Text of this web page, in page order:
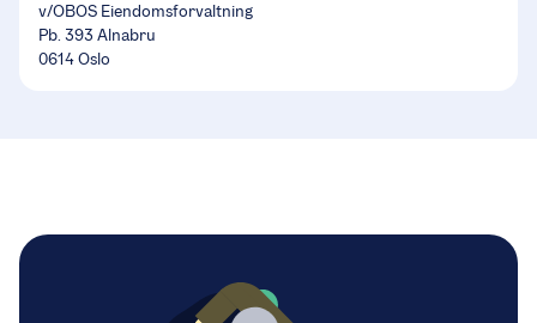
v/OBOS Eiendomsforvaltning
Pb. 393 Alnabru
0614 Oslo